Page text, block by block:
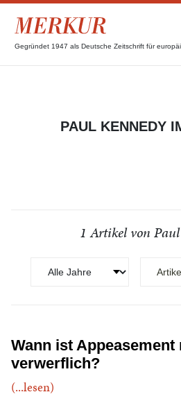
Gegründet 1947 als Deutsche Zeitschrift für
PAUL KENNEDY
1 Artikel von
Wann ist Appeasement
verwerflich?
(...lesen)